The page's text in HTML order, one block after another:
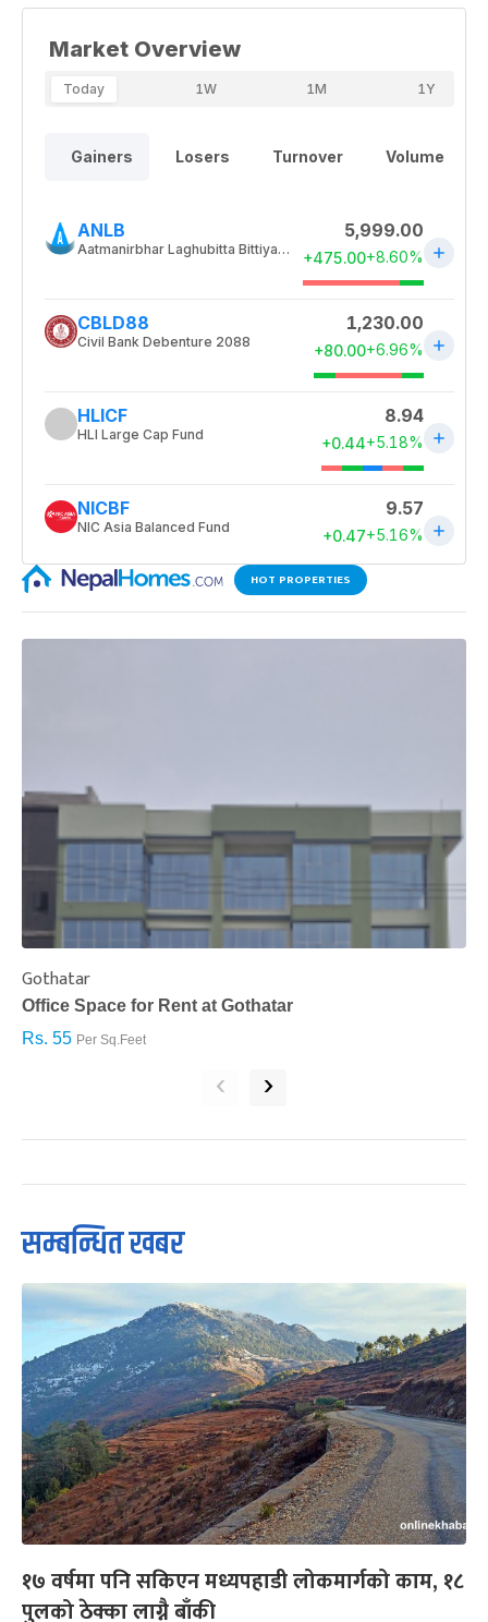
HOT PROPERTIES
Gothatar
Office Space for Rent at Gothatar
Rs. 55 Per Sq.Feet
‹ ›
सम्बन्धित खबर
१७ वर्षमा पनि सकिएन मध्यपहाडी लोकमार्गको काम, १८
पुलको ठेक्का लाग्नै बाँकी